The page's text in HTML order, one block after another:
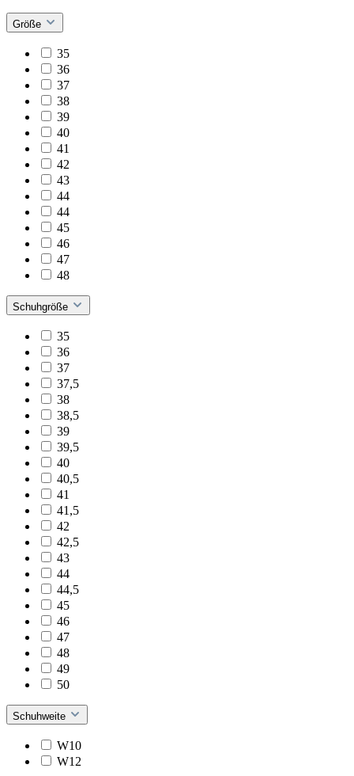
Größe
35
36
37
38
39
40
41
42
43
44
44
45
46
47
48
Schuhgröße
35
36
37
37,5
38
38,5
39
39,5
40
40,5
41
41,5
42
42,5
43
44
44,5
45
46
47
48
49
50
Schuhweite
W10
W12